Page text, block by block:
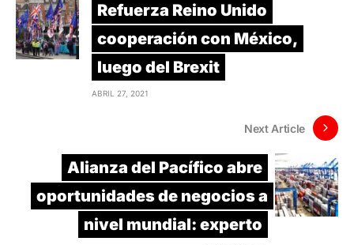
Refuerza Reino Unido
cooperación con México,
luego del Brexit
ABRIL 27, 2021
Next Article
Alianza del Pacífico abre
oportunidades de negocios a
nivel mundial: experto